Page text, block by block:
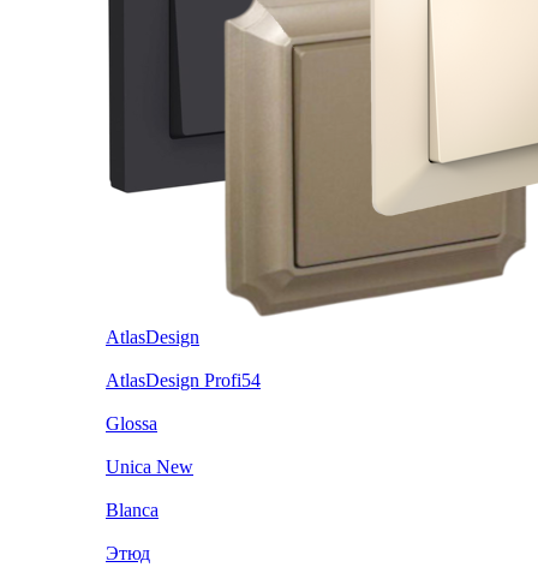
AtlasDesign
AtlasDesign Profi54
Glossa
Unica New
Blanca
Этюд